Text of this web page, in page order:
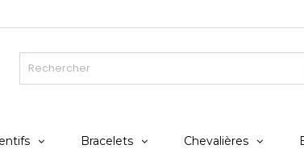
Bracelets Chevalières